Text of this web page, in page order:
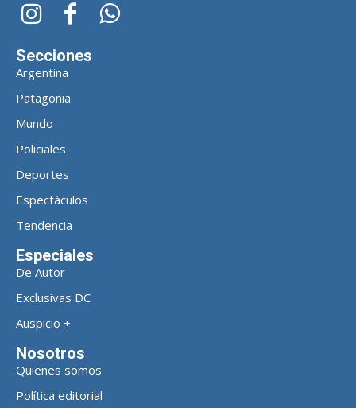
Secciones
Argentina
Patagonia
Mundo
Policiales
Deportes
Espectáculos
Tendencia
Especiales
De Autor
Exclusivas DC
Auspicio +
Nosotros
Quienes somos
Política editorial